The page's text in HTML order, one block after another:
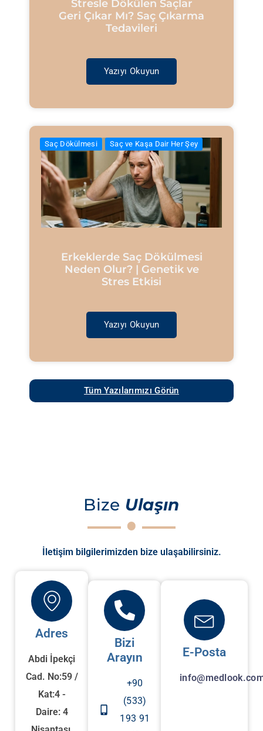
Stresle Dökülen Saçlar
Geri Çıkar Mı? Saç Çıkarma
Tedavileri
Yazıyı Okuyun
Saç Dökülmesi Saç ve Kaşa Dair Her Şey
Erkeklerde Saç Dökülmesi
Neden Olur? | Genetik ve
Stres Etkisi
Yazıyı Okuyun
Tüm Yazılarımızı Görün
Bize Ulaşın
İletişim bilgilerimizden bize ulaşabilirsiniz.
Adres
Abdi İpekçi
Cad. No:59 /
Kat:4 -
Daire: 4
Bizi
Arayın
+90
(533)
193 91
E-Posta